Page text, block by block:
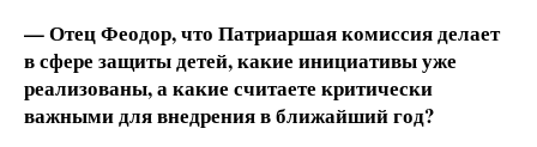
— Отец Феодор, что Патриаршая комиссия делает
в сфере защиты детей, какие инициативы уже
реализованы, а какие считаете критически
важными для внедрения в ближайший год?